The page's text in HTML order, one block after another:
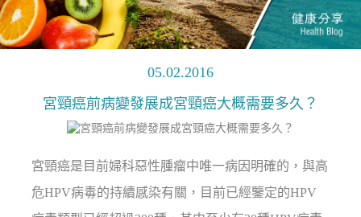
05.02.2016
宮頸癌前病變發展成宮頸癌大概需要多久？
宮頸癌是目前婦科惡性腫瘤中唯一病因明確的，與高
危HPV病毒的持續感染有關，目前已經鑒定的HPV